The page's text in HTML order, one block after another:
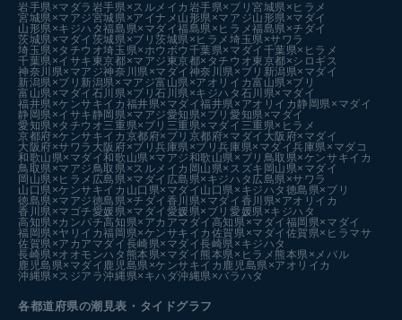
岩手県×マダラ 岩手県×スルメイカ 岩手県×ブリ宮城県×ヒラメ
宮城県×マアジ宮城県×アイナメ 山形県×マアジ山形県×マダイ
山形県×キジハタ福島県×マダイ福島県×ヒラメ福島県×チダイ
茨城県×マダイ 茨城県×ブリ茨城県×ヒラメ埼玉県×サワラ
埼玉県×タチウオ埼玉県×ホウボウ 千葉県×マダイ 千葉県×ヒラメ
千葉県×イサキ 東京都×マアジ 東京都×タチウオ東京都×シロギス
神奈川県×マアジ神奈川県×マダイ 神奈川県×ブリ 新潟県×マダイ
新潟県×ブリ 新潟県×マアジ富山県×アオリイカ富山県×ブリ
富山県×マダイ 石川県×ブリ石川県×キジハタ 石川県×マダイ
福井県×ケンサキイカ 福井県×マダイ福井県×アオリイカ 静岡県×マダイ
静岡県×イサキ 静岡県×マアジ愛知県×ブリ愛知県×マダイ
愛知県×タチウオ三重県×ブリ 三重県×マダイ 三重県×ヒラメ
京都府×ケンサキイカ 京都府×ブリ 京都府×マダイ 大阪府×マダイ
大阪府×サワラ 大阪府×ブリ兵庫県×ブリ兵庫県×マダイ兵庫県×マダコ
和歌山県×マダイ和歌山県×マアジ和歌山県×ブリ 鳥取県×ケンサキイカ
鳥取県×マアジ鳥取県×スルメイカ 岡山県×スズキ 岡山県×マダイ
岡山県×ヒラメ 広島県×マダイ 広島県×キジハタ 広島県×サワラ
山口県×ケンサキイカ 山口県×マダイ 山口県×キジハタ 徳島県×ブリ
徳島県×マアジ徳島県×チダイ 香川県×マダイ 香川県×アオリイカ
香川県×マゴチ愛媛県×マダイ 愛媛県×ブリ愛媛県×キジハタ
高知県×カンパチ高知県×アカアマダイ 高知県×マダイ 福岡県×マダイ
福岡県×ヤリイカ福岡県×ケンサキイカ 佐賀県×マダイ 佐賀県×ヒラマサ
佐賀県×アカアマダイ 長崎県×マダイ長崎県×キジハタ
長崎県×オオモンハタ 熊本県×マダイ 熊本県×ヒラメ 熊本県×メバル
鹿児島県×マダイ 鹿児島県×ケンサキイカ 鹿児島県×アオリイカ
沖縄県×スジアラ沖縄県×キハダ沖縄県×バラハタ
各都道府県の潮見表 ・タイドグラフ